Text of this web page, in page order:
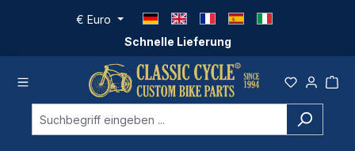
Zum Hauptinhalt springen
Schnelle Lieferung
€ Euro